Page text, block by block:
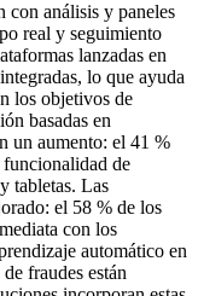
con análisis y paneles
real y seguimiento
lanzadas en
lo que ayuda
los objetivos de
basadas en
un aumento: el 41 %
de
tabletas. Las
el 58 % de los
con los
automático en
fraudes están